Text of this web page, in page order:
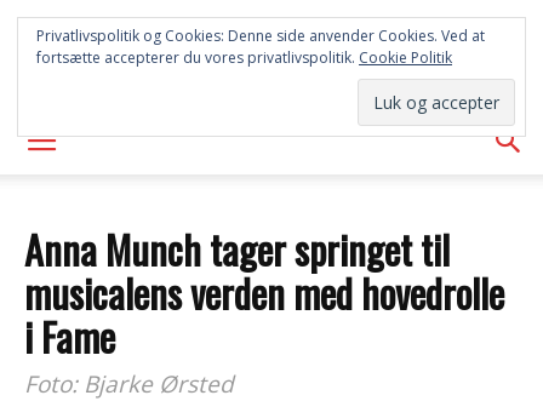
SYD
AVISEN
Anna Munch tager springet til
musicalens verden med hovedrolle
i Fame
Foto: Bjarke Ørsted
Privatlivspolitik og Cookies: Denne side anvender Cookies. Ved at
fortsætte accepterer du vores privatlivspolitik. Cookie Politik